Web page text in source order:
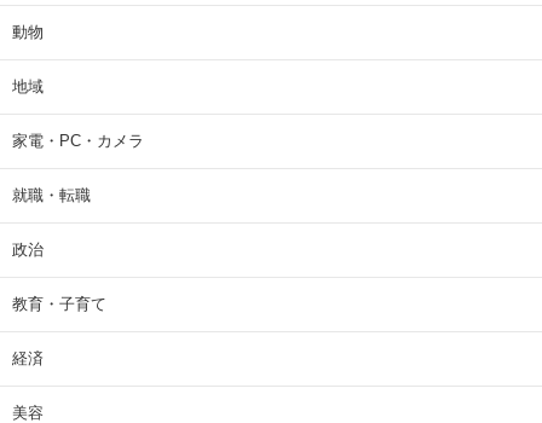
動物
地域
家電・PC・カメラ
就職・転職
政治
教育・子育て
経済
美容